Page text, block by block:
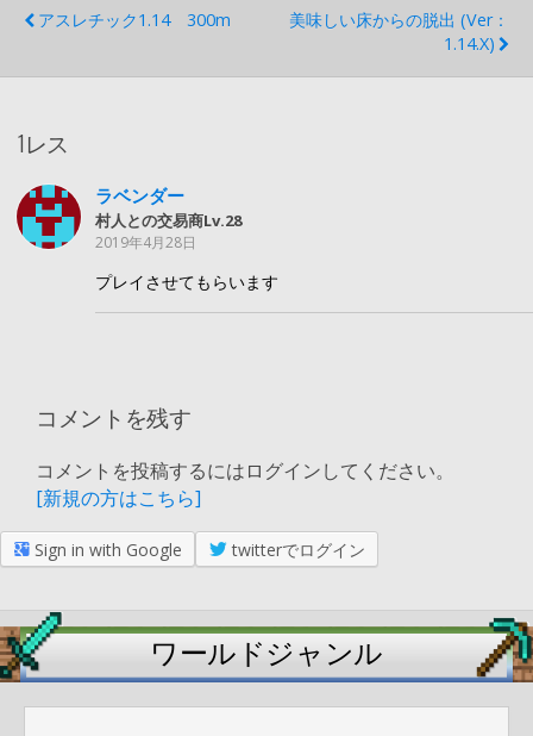
アスレチック1.14 300m
美味しい床からの脱出 (ver：
1.14.x)
1レス
ラベンダー
村人との交易商Lv.28
2019年4月28日
プレイさせてもらいます
コメントを残す
コメントを投稿するにはログインしてください。
[新規の方はこちら]
Sign in with Google twitterでログイン
ワールドジャンル